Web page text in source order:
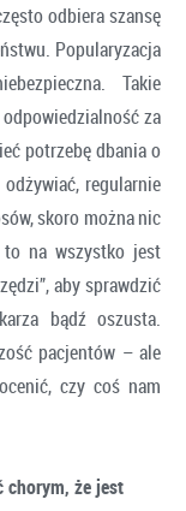
odbiera szansę
Popularyzacja
Takie
za
potrzebę dbania o
regularnie
skoro można nic
na wszystko jest
aby sprawdzić
bądź oszusta.
pacjentów – ale
czy coś nam
chorym, że jest